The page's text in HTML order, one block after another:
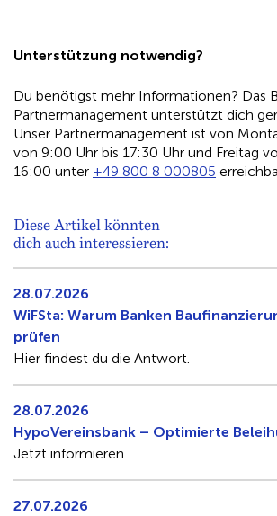
Unterstützung notwendig?
Du benötigst mehr Informationen? Das
Partnermanagement unterstützt dich
Unser Partnermanagement ist von
von 9:00 Uhr bis 17:30 Uhr und Freitag
16:00 unter +49 800 8 000805
Diese Artikel könnten
dich auch interessieren:
28.07.2026
WiFSta: Warum Banken
prüfen
Hier findest du die Antwort.
28.07.2026
HypoVereinsbank – Optimierte
Jetzt informieren.
27.07.2026